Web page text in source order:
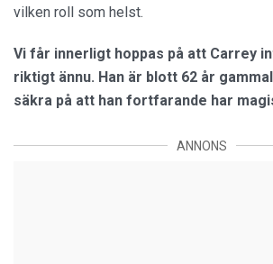
vilken roll som helst.
Vi får innerligt hoppas på att Carrey
riktigt ännu. Han är blott 62 år
säkra på att han fortfarande har
ANNONS